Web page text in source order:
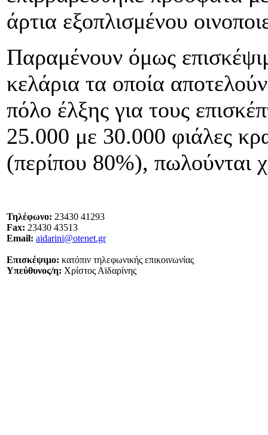
άρτια εξοπλισμένου
Παραμένουν όμως
κελάρια τα οποία
πόλο έλξης για τους
25.000 με 30.000 φιάλες
(περίπου 80%), πωλούνται
Τηλέφωνο: 23430 41293
Fax: 23430 43513
Email: aidarini@otenet.gr
Επισκέψιμο: κατόπιν τηλεφωνικής επικοινωνίας
Υπεύθυνος/η: Χρίστος Αϊδαρίνης